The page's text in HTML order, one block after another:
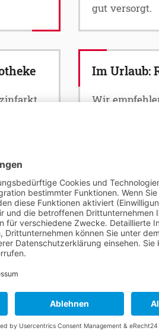
gut versorgt.
Sie
Im Urlaub:
Wir
und
helfen Ihnen